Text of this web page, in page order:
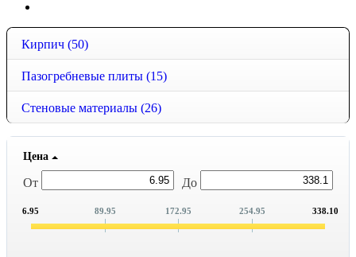
Кирпич (50)
Пазогребневые плиты (15)
Стеновые материалы (26)
Цена
От До
6.95 89.95 172.95 254.95 338.10